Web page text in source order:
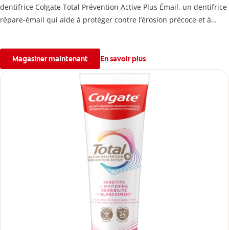
dentifrice Colgate Total Prévention Active Plus Émail, un dentifrice
répare-émail qui aide à protéger contre l’érosion précoce et à
Magasiner maintenant En savoir plus